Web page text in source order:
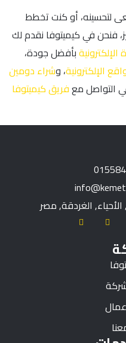
لتحسينه، أو كنت تخطط
فنحن في كيميتوفا نقدم لك
بأفضل جودة،
الإلكترونية، وشراء دومين
التواصل معفريق كيميتوفا